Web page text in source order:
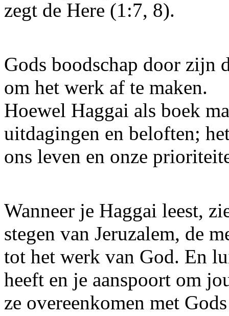
zegt de Here (1:7, 8).
Gods boodschap door zijn
om het werk af te maken.
Hoewel Haggai als boek
uitdagingen en beloften;
ons leven en onze
Wanneer je Haggai leest,
stegen van Jeruzalem, de
tot het werk van God. En
heeft en je aanspoort om
ze overeenkomen met